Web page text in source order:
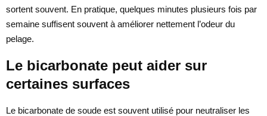
sortent souvent. En pratique, quelques minutes plusieurs fois par
semaine suffisent souvent à améliorer nettement l’odeur du
pelage.
Le bicarbonate peut aider sur
certaines surfaces
Le bicarbonate de soude est souvent utilisé pour neutraliser les